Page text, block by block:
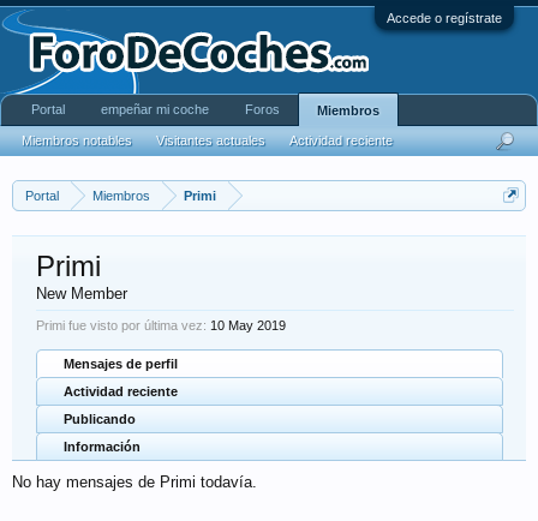
Accede o regístrate
Portal Miembros Primi
Primi
New Member
Primi fue visto por última vez: 10 May 2019
Mensajes de perfil
Actividad reciente
Publicando
Información
No hay mensajes de Primi todavía.
Portal empeñar mi coche Foros Miembros
Miembros notables Visitantes actuales Actividad reciente